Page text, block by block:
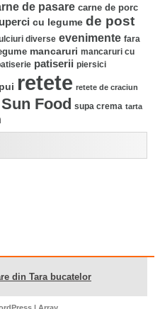
de pasare carne de porc
cu legume de post
diverse evenimente fara
mancaruri mancaruri cu
patiserii piersici
pui retete retete de craciun
Sun Food supa crema tarta
din Tara bucatelor